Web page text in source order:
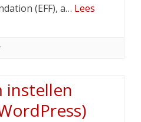
(EFF), a… Lees
instellen